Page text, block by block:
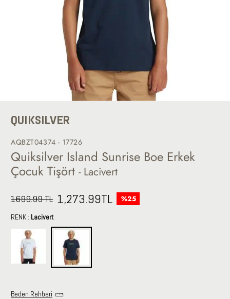
QUIKSILVER
AQBZT04374 - 17726
Quiksilver Island Sunrise Boe Erkek
Çocuk Tişört - Lacivert
1699.99 TL 1,273.99TL %25
RENK : Lacivert
Beden Rehberi